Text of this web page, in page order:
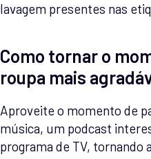
lavagem presentes nas
Como tornar o
roupa mais
Aproveite o momento de
música, um podcast
programa de TV, tornando